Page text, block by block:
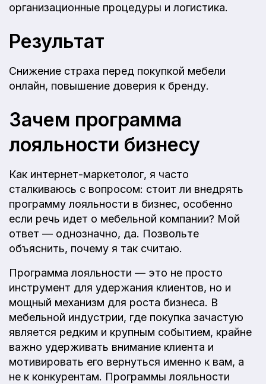
организационные процедуры и логистика.
Результат
Снижение страха перед покупкой мебели
онлайн, повышение доверия к бренду.
Зачем программа
лояльности бизнесу
Как интернет-маркетолог, я часто
сталкиваюсь с вопросом: стоит ли внедрять
программу лояльности в бизнес, особенно
если речь идет о мебельной компании? Мой
ответ — однозначно, да. Позвольте
объяснить, почему я так считаю.
Программа лояльности — это не просто
инструмент для удержания клиентов, но и
мощный механизм для роста бизнеса. В
мебельной индустрии, где покупка зачастую
является редким и крупным событием, крайне
важно удерживать внимание клиента и
мотивировать его вернуться именно к вам, а
не к конкурентам. Программы лояльности